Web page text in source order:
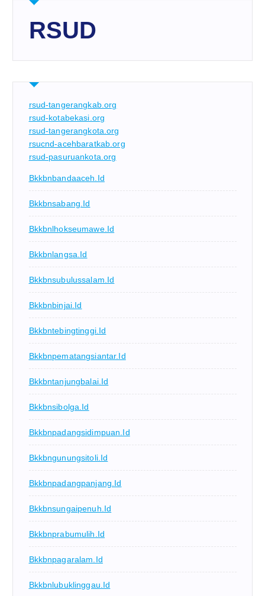
RSUD
rsud-tangerangkab.org
rsud-kotabekasi.org
rsud-tangerangkota.org
rsucnd-acehbaratkab.org
rsud-pasuruankota.org
Bkkbnbandaaceh.id
Bkkbnsabang.id
Bkkbnlhokseumawe.id
Bkkbnlangsa.id
Bkkbnsubulussalam.id
Bkkbnbinjai.id
Bkkbntebingtinggi.id
Bkkbnpematangsiantar.id
Bkkbntanjungbalai.id
Bkkbnsibolga.id
Bkkbnpadangsidimpuan.id
Bkkbngunungsitoli.id
Bkkbnpadangpanjang.id
Bkkbnsungaipenuh.id
Bkkbnprabumulih.id
Bkkbnpagaralam.id
Bkkbnlubuklinggau.id